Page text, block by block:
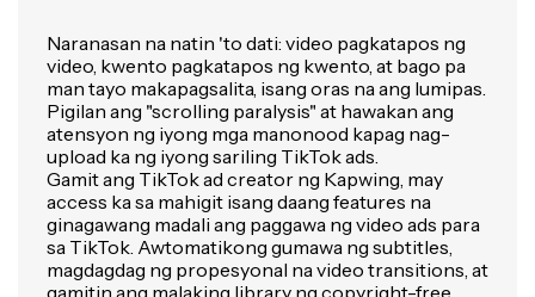
Naranasan na natin 'to dati: video pagkatapos ng
video, kwento pagkatapos ng kwento, at bago pa
man tayo makapagsalita, isang oras na ang lumipas.
Pigilan ang "scrolling paralysis" at hawakan ang
atensyon ng iyong mga manonood kapag nag-
upload ka ng iyong sariling TikTok ads.
Gamit ang TikTok ad creator ng Kapwing, may
access ka sa mahigit isang daang features na
ginagawang madali ang paggawa ng video ads para
sa TikTok. Awtomatikong gumawa ng subtitles,
magdagdag ng propesyonal na video transitions, at
gamitin ang malaking library ng copyright-free